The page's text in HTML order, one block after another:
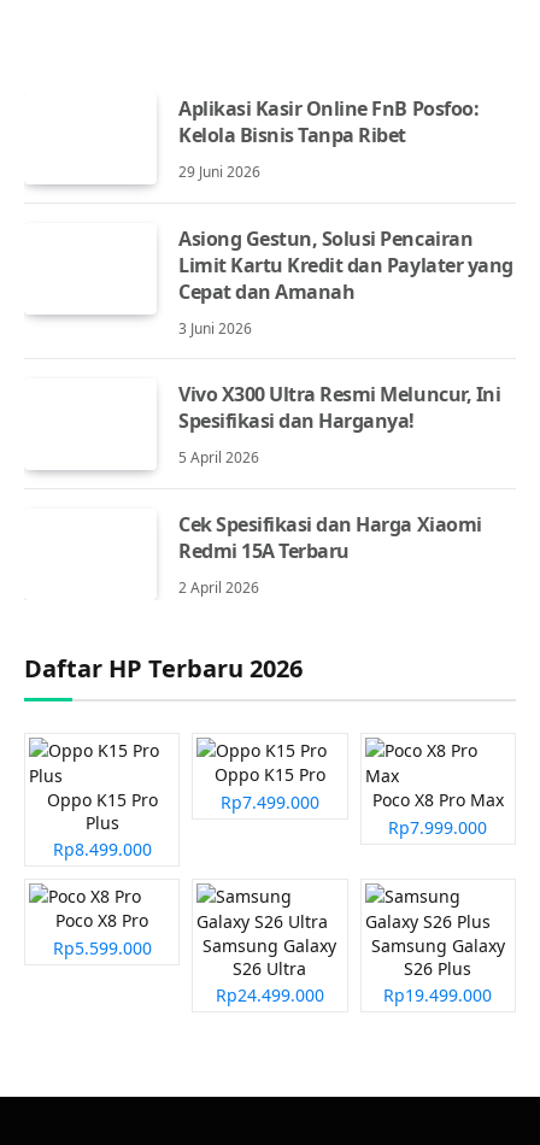
Aplikasi Kasir Online FnB Posfoo:
Kelola Bisnis Tanpa Ribet
29 Juni 2026
Asiong Gestun, Solusi Pencairan
Limit Kartu Kredit dan Paylater yang
Cepat dan Amanah
3 Juni 2026
Vivo X300 Ultra Resmi Meluncur, Ini
Spesifikasi dan Harganya!
5 April 2026
Cek Spesifikasi dan Harga Xiaomi
Redmi 15A Terbaru
2 April 2026
Daftar HP Terbaru 2026
Oppo K15 Pro
Plus
Rp8.499.000
Oppo K15 Pro
Rp7.499.000
Poco X8 Pro Max
Rp7.999.000
Poco X8 Pro
Rp5.599.000
Samsung Galaxy
S26 Ultra
Rp24.499.000
Samsung Galaxy
S26 Plus
Rp19.499.000